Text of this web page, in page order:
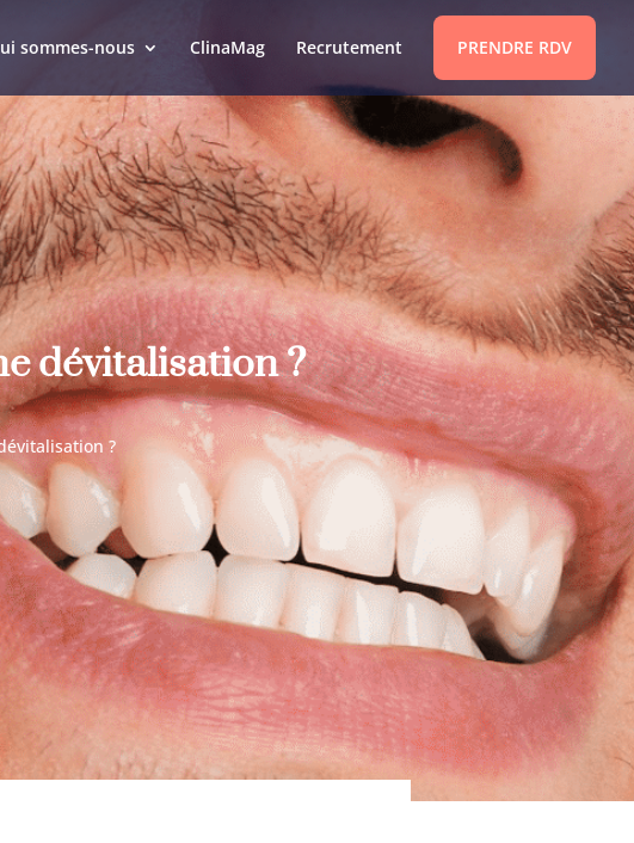
sommes-nous ClinaMag Recrutement PRENDRE RDV
dévitalisation ?
?